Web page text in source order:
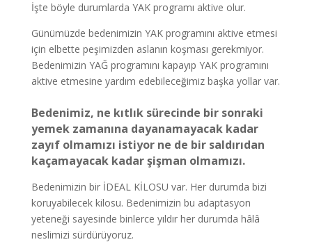
İşte böyle durumlarda YAK programı aktive olur.
Günümüzde bedenimizin YAK programını aktive etmesi
için elbette peşimizden aslanın koşması gerekmiyor.
Bedenimizin YAĞ programını kapayıp YAK programını
aktive etmesine yardım edebileceğimiz başka yollar var.
Bedenimiz, ne kıtlık sürecinde bir sonraki
yemek zamanına dayanamayacak kadar
zayıf olmamızı istiyor ne de bir saldırıdan
kaçamayacak kadar şişman olmamızı.
Bedenimizin bir İDEAL KİLOSU var. Her durumda bizi
koruyabilecek kilosu. Bedenimizin bu adaptasyon
yeteneği sayesinde binlerce yıldır her durumda hâlâ
neslimizi sürdürüyoruz.